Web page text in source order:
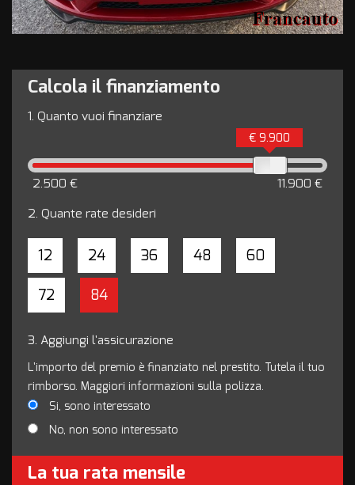
Calcola il finanziamento
1. Quanto vuoi finanziare
2.500 € 11.900 €
€ 9.900
2. Quante rate desideri
12 24 36 48 60
72 84
3. Aggiungi l'assicurazione
L'importo del premio è finanziato nel prestito. Tutela il tuo
rimborso. Maggiori informazioni sulla polizza.
Si, sono interessato
No, non sono interessato
La tua rata mensile